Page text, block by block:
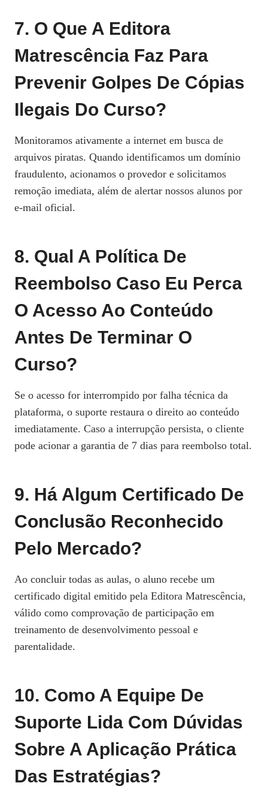
7. O Que A Editora
Matrescência Faz Para
Prevenir Golpes De Cópias
Ilegais Do Curso?
Monitoramos ativamente a internet em busca de
arquivos piratas. Quando identificamos um domínio
fraudulento, acionamos o provedor e solicitamos
remoção imediata, além de alertar nossos alunos por
e‑mail oficial.
8. Qual A Política De
Reembolso Caso Eu Perca
O Acesso Ao Conteúdo
Antes De Terminar O
Curso?
Se o acesso for interrompido por falha técnica da
plataforma, o suporte restaura o direito ao conteúdo
imediatamente. Caso a interrupção persista, o cliente
pode acionar a garantia de 7 dias para reembolso total.
9. Há Algum Certificado De
Conclusão Reconhecido
Pelo Mercado?
Ao concluir todas as aulas, o aluno recebe um
certificado digital emitido pela Editora Matrescência,
válido como comprovação de participação em
treinamento de desenvolvimento pessoal e
parentalidade.
10. Como A Equipe De
Suporte Lida Com Dúvidas
Sobre A Aplicação Prática
Das Estratégias?